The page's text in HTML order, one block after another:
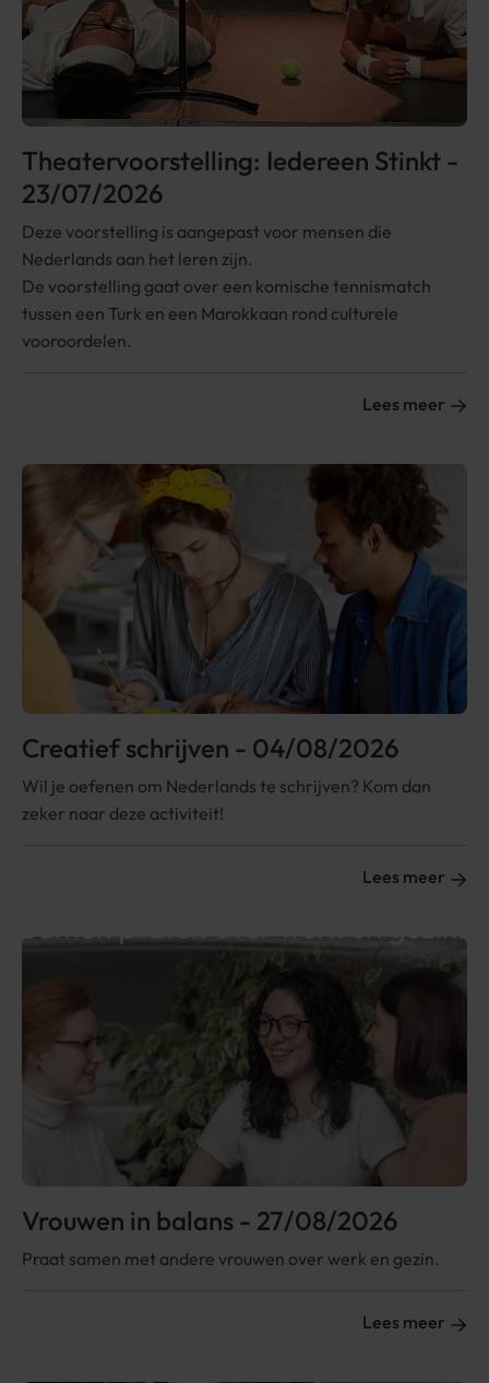
Theatervoorstelling: Iedereen Stinkt -
23/07/2026
Deze voorstelling is aangepast voor mensen die
Nederlands aan het leren zijn.
De voorstelling gaat over een komische tennismatch
tussen een Turk en een Marokkaan rond culturele
vooroordelen.
Lees meer
Creatief schrijven - 04/08/2026
Wil je oefenen om Nederlands te schrijven? Kom dan
zeker naar deze activiteit!
Lees meer
Vrouwen in balans - 27/08/2026
Praat samen met andere vrouwen over werk en gezin.
Lees meer